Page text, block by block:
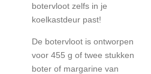
botervloot zelfs in je
koelkastdeur past!
De botervloot is ontworpen
voor 455 g of twee stukken
boter of margarine van